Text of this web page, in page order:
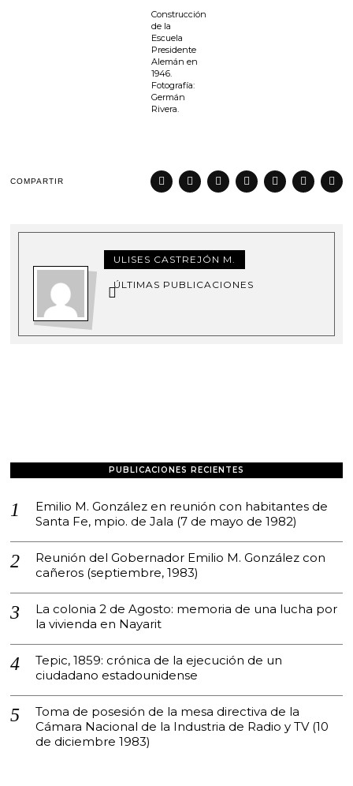
Construcción
de la
Escuela
Presidente
Alemán en
1946.
Fotografía:
Germán
Rivera.
COMPARTIR
ULISES CASTREJÓN M.
ÚLTIMAS PUBLICACIONES
PUBLICACIONES RECIENTES
Emilio M. González en reunión con habitantes de
Santa Fe, mpio. de Jala (7 de mayo de 1982)
Reunión del Gobernador Emilio M. González con
cañeros (septiembre, 1983)
La colonia 2 de Agosto: memoria de una lucha por
la vivienda en Nayarit
Tepic, 1859: crónica de la ejecución de un
ciudadano estadounidense
Toma de posesión de la mesa directiva de la
Cámara Nacional de la Industria de Radio y TV (10
de diciembre 1983)